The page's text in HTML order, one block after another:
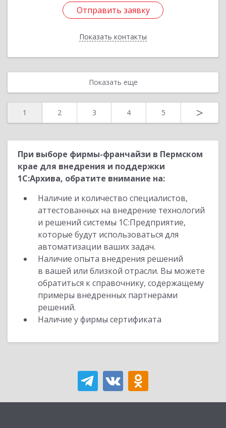
Отправить заявку
Показать контакты
Отправить заявку
Назад
Показать еще
1 2 3 4 5 >
При выборе фирмы-франчайзи в Пермском
крае для внедрения и поддержки
1С:Архива, обратите внимание на:
Наличие и количество специалистов,
аттестованных на внедрение технологий
и решений системы 1С:Предприятие,
которые будут использоваться для
автоматизации ваших задач.
Наличие опыта внедрения решений
в вашей или близкой отрасли. Вы можете
обратиться к справочнику, содержащему
примеры внедренных партнерами
решений.
Наличие у фирмы сертификата